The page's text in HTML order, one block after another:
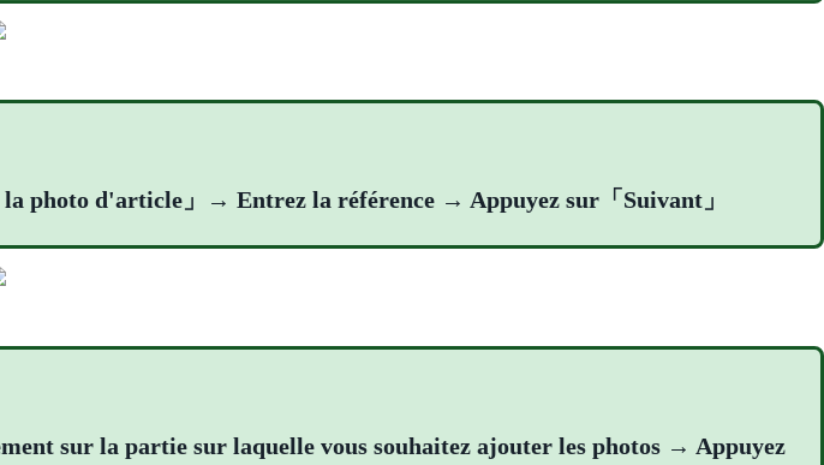
photo d'article」→ Entrez la référence → Appuyez sur「Suivant」
sur la partie sur laquelle vous souhaitez ajouter les photos → Appuyez